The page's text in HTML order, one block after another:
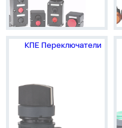
КПЕ Переключатели